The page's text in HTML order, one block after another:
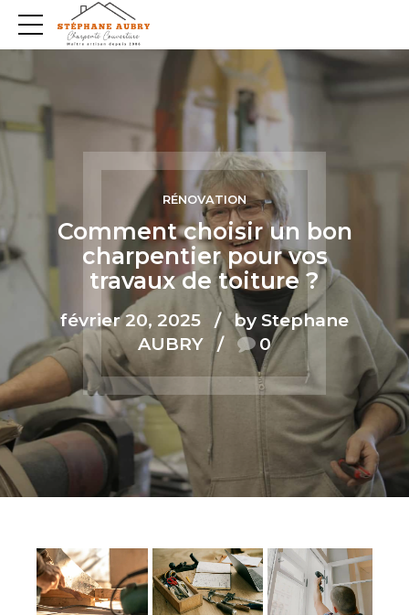
RÉNOVATION
Comment choisir un bon
charpentier pour vos
travaux de toiture ?
février 20, 2025
by Stephane
AUBRY
0